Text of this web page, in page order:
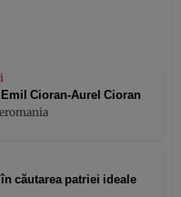
Cioran-Aurel Cioran
căutarea patriei ideale